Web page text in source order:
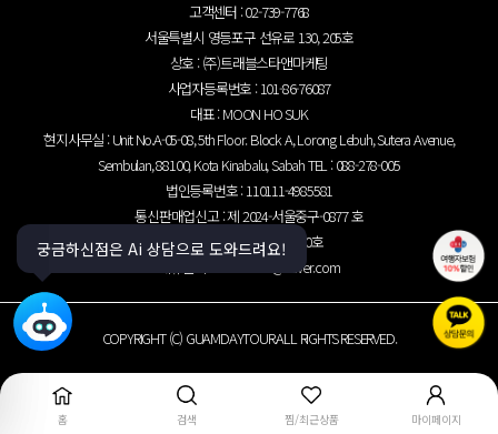
홈 검색 찜/최근상품 마이페이지
고객센터 : 02-739-7768
서울특별시 영등포구 선유로 130, 205호
상호 : (주)트래블스타앤마케팅
사업자등록번호 : 101-86-76087
대표 : MOON HO SUK
현지사무실 : Unit No.A-05-08, 5th Floor. Block A, Lorong Lebuh, Sutera Avenue,
Sembulan, 88100, Kota Kinabalu, Sabah TEL : 088-278-005
법인등록번호 : 110111-4985581
통신판매업신고 : 제 2024-서울중구-0877 호
관광산업 : 제2024-000030호
travelstarrs@naver.com
COPYRIGHT (C) GUAMDAYTOUR.ALL RIGHTS RESERVED.
궁금하신점은 Ai 상담으로 도와드려요!